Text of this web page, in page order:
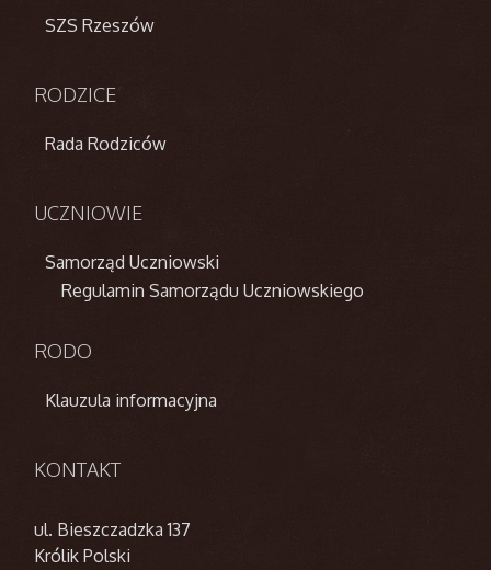
SZS Rzeszów
RODZICE
Rada Rodziców
UCZNIOWIE
Samorząd Uczniowski
Regulamin Samorządu Uczniowskiego
RODO
Klauzula informacyjna
KONTAKT
ul. Bieszczadzka 137
Królik Polski